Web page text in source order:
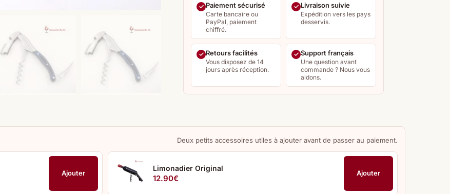
Paiement sécurisé
Carte bancaire ou
PayPal, paiement
chiffré.
Livraison suivie
Expédition vers les pays
desservis.
Retours facilités
Vous disposez de 14
jours après réception.
Support français
Une question avant
commande ? Nous vous
aidons.
Deux petits accessoires utiles à ajouter avant de passer au paiement.
Ajouter
Limonadier Original
12.90€
Ajouter